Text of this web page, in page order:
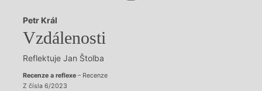
Rozhovory
Dokument
Výroční ceny
Petr Král
Vzdálenosti
Reflektuje Jan Štolba
Recenze a reflexe– Recenze
Z čísla 6/2023